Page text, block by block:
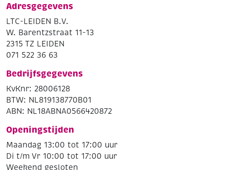
Adresgegevens
LTC-LEIDEN B.V.
W. Barentzstraat 11-13
2315 TZ LEIDEN
071 522 36 63
Bedrijfsgegevens
KvKnr: 28006128
BTW: NL819138770B01
ABN: NL18ABNA0566420872
Openingstijden
Maandag 13:00 tot 17:00 uur
Di t/m Vr 10:00 tot 17:00 uur
Weekend gesloten